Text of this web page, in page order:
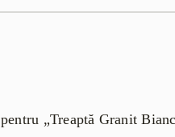
„Treaptă Granit